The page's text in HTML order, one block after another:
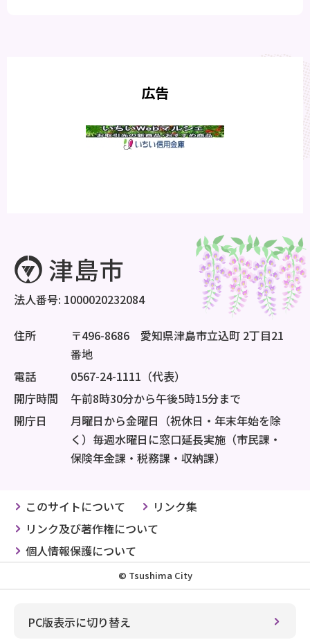
広告
法人番号: 1000020232084
住所
〒496-8686 愛知県津島市立込町 2丁目21
番地
電話
0567-24-1111（代表）
開庁時間
午前8時30分から午後5時15分まで
開庁日
月曜日から金曜日（祝休日・年末年始を除
く）毎週水曜日に窓口延長実施（市民課・
保険年金課・税務課・収納課）
このサイトについて
リンク集
リンク及び著作権について
個人情報保護について
© Tsushima City
PC版表示に切り替え